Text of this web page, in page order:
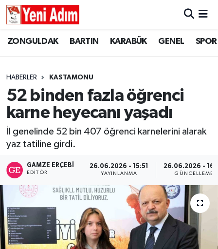
ZONGULDAK BARTIN KARABÜK GENEL SPOR
HABERLER KASTAMONU
52 binden fazla öğrenci
karne heyecanı yaşadı
İl genelinde 52 bin 407 öğrenci karnelerini alarak
yaz tatiline girdi.
GAMZE ERÇEBI
EDITÖR
26.06.2026 - 15:51
YAYINLANMA
26.06.2026 -
GÜNCELLEME
ZONGULDAK
ASAYİŞ
GÜNCEL
SİYASET
RESMİ İLAN
ZONGULDAK
KARABÜK
GENEL
SPOR
SİYASET
SAĞLIK
GÜNCEL
RESMİ İLAN
Zonguldak Hava Durumu
Süper Lig Puan Durumu ve Fikstür
Tüm Manşetler
Son Dakika Haberleri
Haber Arşivi